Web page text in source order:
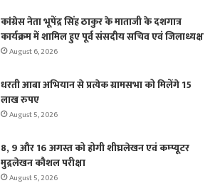
कांग्रेस नेता भूपेंद्र सिंह ठाकुर के माताजी के दशगात्र
कार्यक्रम में शामिल हुए पूर्व संसदीय सचिव एवं जिलाध्यक्ष
August 6, 2026
धरती आबा अभियान से प्रत्येक ग्रामसभा को मिलेंगे 15
लाख रुपए
August 5, 2026
8, 9 और 16 अगस्त को होगी शीघ्रलेखन एवं कम्प्यूटर
मुद्रलेखन कौशल परीक्षा
August 5, 2026